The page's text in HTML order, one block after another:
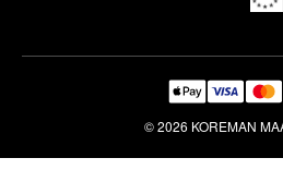
© 2026 KOREMAN